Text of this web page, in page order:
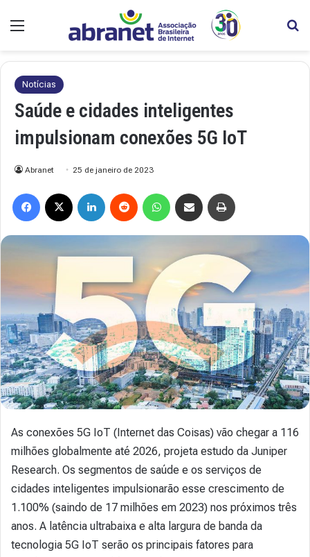
Notícias
Saúde e cidades inteligentes
impulsionam conexões 5G IoT
Abranet 25 de janeiro de 2023
As conexões 5G IoT (Internet das Coisas) vão chegar a 116
milhões globalmente até 2026, projeta estudo da Juniper
Research. Os segmentos de saúde e os serviços de
cidades inteligentes impulsionarão esse crescimento de
1.100% (saindo de 17 milhões em 2023) nos próximos três
anos. A latência ultrabaixa e alta largura de banda da
tecnologia 5G IoT serão os principais fatores para